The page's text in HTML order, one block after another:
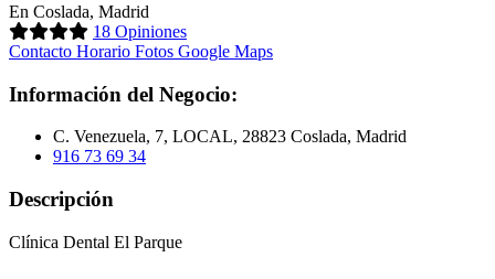
En Coslada, Madrid
18 Opiniones
Contacto Horario Fotos Google Maps
Información del Negocio:
C. Venezuela, 7, LOCAL, 28823 Coslada, Madrid
916 73 69 34
Descripción
Clínica Dental El Parque